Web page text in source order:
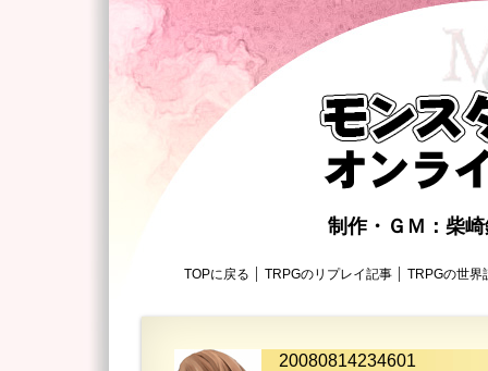
制作・ＧＭ：
TOPに戻る TRPGのリプレイ記事 TRPGの世界
20080814234601